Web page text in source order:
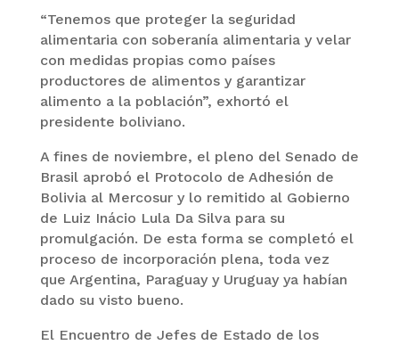
“Tenemos que proteger la seguridad
alimentaria con soberanía alimentaria y velar
con medidas propias como países
productores de alimentos y garantizar
alimento a la población”, exhortó el
presidente boliviano.
A fines de noviembre, el pleno del Senado de
Brasil aprobó el Protocolo de Adhesión de
Bolivia al Mercosur y lo remitido al Gobierno
de Luiz Inácio Lula Da Silva para su
promulgación. De esta forma se completó el
proceso de incorporación plena, toda vez
que Argentina, Paraguay y Uruguay ya habían
dado su visto bueno.
El Encuentro de Jefes de Estado de los